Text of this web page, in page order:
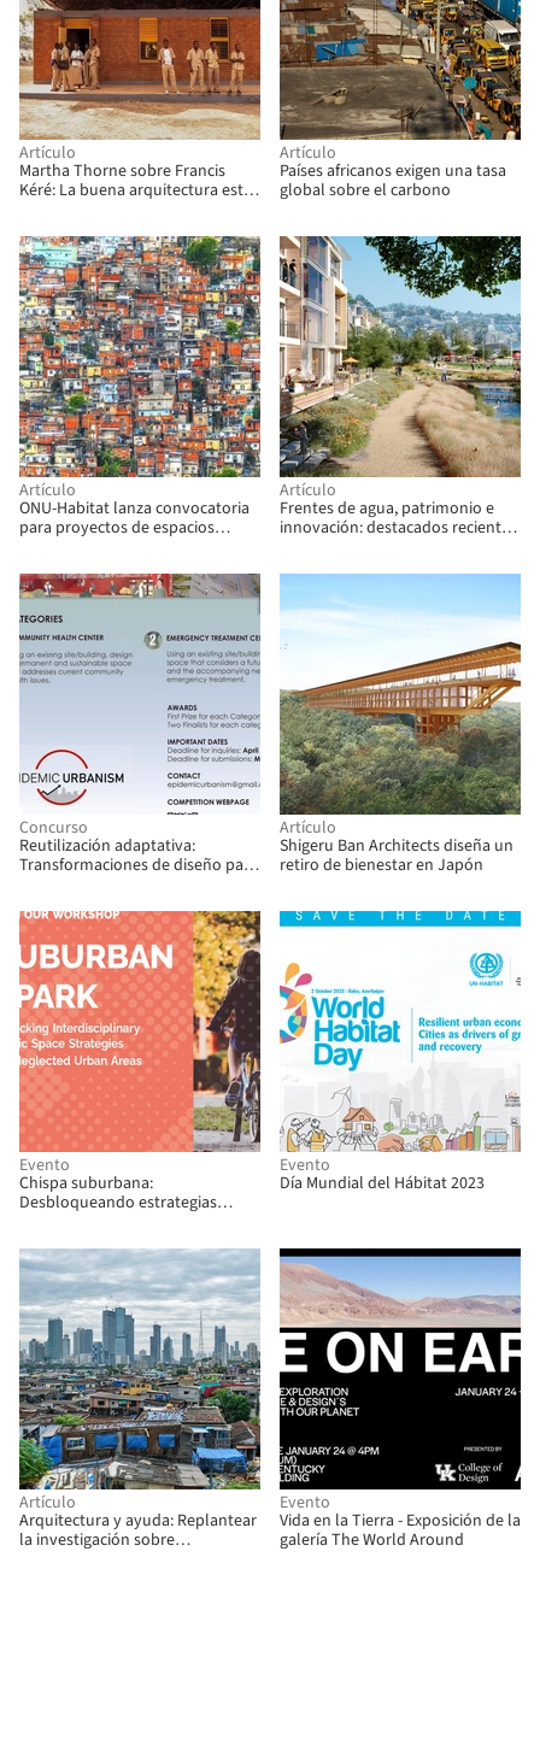
Artículo
Martha Thorne sobre Francis
Kéré: La buena arquitectura está
Artículo
Países africanos exigen una tasa
global sobre el carbono
Artículo
ONU-Habitat lanza convocatoria
para proyectos de espacios
Artículo
Frentes de agua, patrimonio e
innovación: destacados recientes
Concurso
Reutilización adaptativa:
Transformaciones de diseño para
Artículo
Shigeru Ban Architects diseña un
retiro de bienestar en Japón
Evento
Chispa suburbana:
Desbloqueando estrategias
desatendidas
Evento
Día Mundial del Hábitat 2023
Artículo
Arquitectura y ayuda: Replantear
la investigación sobre
Evento
Vida en la Tierra - Exposición de la
galería The World Around